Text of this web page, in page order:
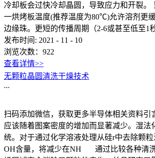
冷却板会过快冷却晶圆，导致应力和开裂
一烘烤板温度(推荐温度为80℃)允许溶剂更
边缘珠。更短的传播周期（2-6或甚至低至1
发布时间: 2021 - 11 - 10
浏览次数： 922
查看详情>>
无颗粒晶圆清洗干燥技术
...
扫码添加微信，获取更多半导体相关资料
应该随着图案密度的增加而显著减少。湿
统。对于通过化学溶液处理从硅r中去除颗
OH含量，将减少在NH 通过比较各种清洗